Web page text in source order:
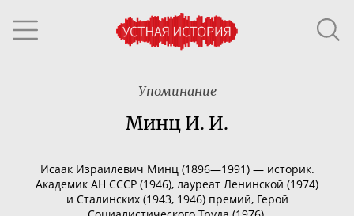
Упоминание
Минц И. И.
Исаак Израилевич Минц (1896—1991) — историк.
Академик АН СССР (1946), лауреат Ленинской (1974)
и Сталинских (1943, 1946) премий, Герой